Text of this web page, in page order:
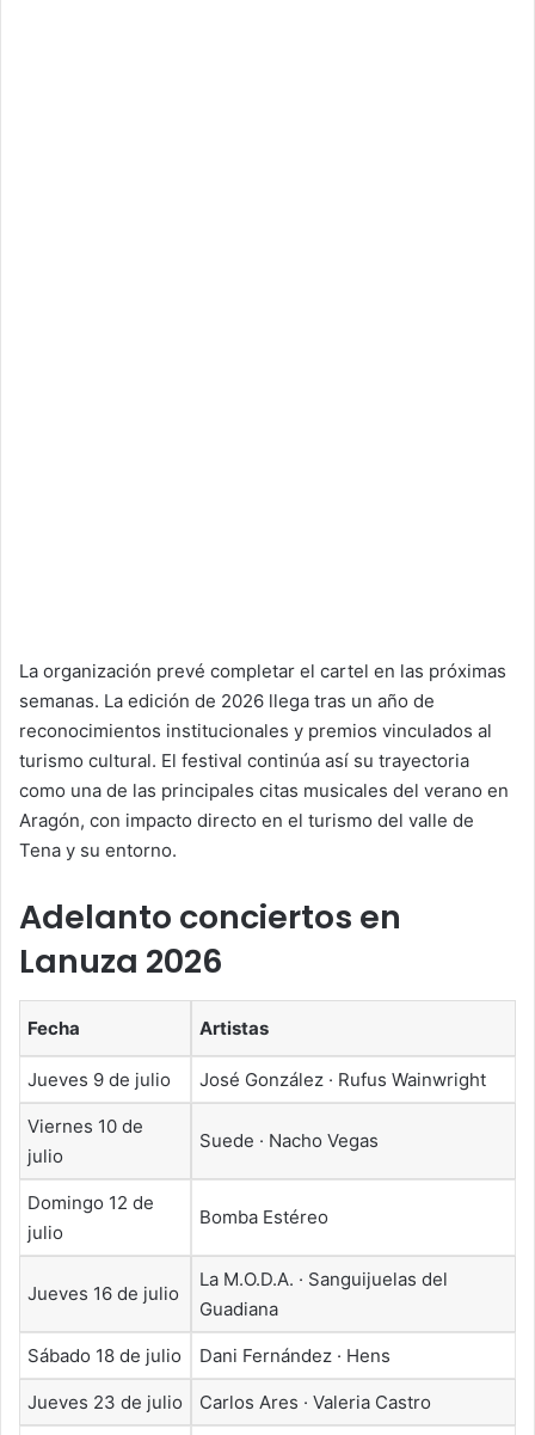
La organización prevé completar el cartel en las próximas
semanas. La edición de 2026 llega tras un año de
reconocimientos institucionales y premios vinculados al
turismo cultural. El festival continúa así su trayectoria
como una de las principales citas musicales del verano en
Aragón, con impacto directo en el turismo del valle de
Tena y su entorno.
Adelanto conciertos en
Lanuza 2026
Fecha Artistas
Jueves 9 de julio José González · Rufus Wainwright
Viernes 10 de
julio
Suede · Nacho Vegas
Domingo 12 de
julio
Bomba Estéreo
Jueves 16 de julio
La M.O.D.A. · Sanguijuelas del
Guadiana
Sábado 18 de julio Dani Fernández · Hens
Jueves 23 de julio Carlos Ares · Valeria Castro